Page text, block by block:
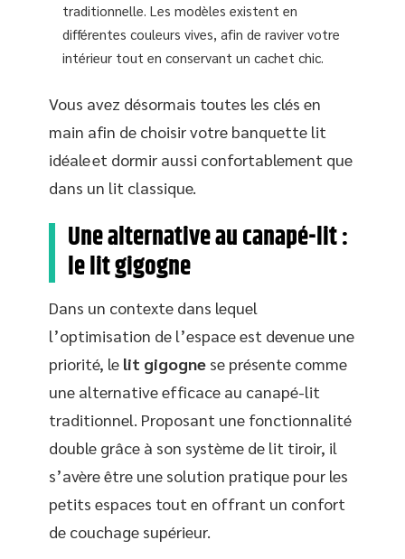
traditionnelle. Les modèles existent en
différentes couleurs vives, afin de raviver votre
intérieur tout en conservant un cachet chic.
Vous avez désormais toutes les clés en
main afin de choisir votre banquette lit
idéale et dormir aussi confortablement que
dans un lit classique.
Une alternative au canapé-lit :
le lit gigogne
Dans un contexte dans lequel
l’optimisation de l’espace est devenue une
priorité, le lit gigogne se présente comme
une alternative efficace au canapé-lit
traditionnel. Proposant une fonctionnalité
double grâce à son système de lit tiroir, il
s’avère être une solution pratique pour les
petits espaces tout en offrant un confort
de couchage supérieur.